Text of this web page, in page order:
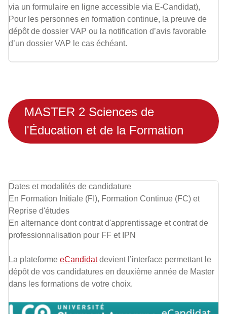
via un formulaire en ligne accessible via E-Candidat),
Pour les personnes en formation continue, la preuve de
dépôt de dossier VAP ou la notification d’avis favorable
d’un dossier VAP le cas échéant.
MASTER 2 Sciences de
l'Éducation et de la Formation
Dates et modalités de candidature
En Formation Initiale (FI), Formation Continue (FC) et
Reprise d'études
En alternance dont contrat d'apprentissage et contrat de
professionnalisation pour FF et IPN
La plateforme eCandidatdevient l’interface permettant le
dépôt de vos candidatures en deuxième année de Master
dans les formations de votre choix.